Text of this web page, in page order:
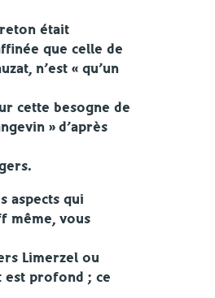
était
que celle de
n’est « qu’un
cette besogne de
» d’après
aspects qui
même, vous
Limerzel ou
est profond ; ce